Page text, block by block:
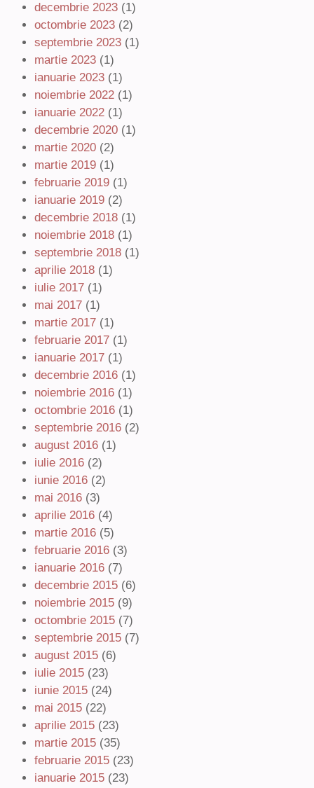
decembrie 2023 (1)
octombrie 2023 (2)
septembrie 2023 (1)
martie 2023 (1)
ianuarie 2023 (1)
noiembrie 2022 (1)
ianuarie 2022 (1)
decembrie 2020 (1)
martie 2020 (2)
martie 2019 (1)
februarie 2019 (1)
ianuarie 2019 (2)
decembrie 2018 (1)
noiembrie 2018 (1)
septembrie 2018 (1)
aprilie 2018 (1)
iulie 2017 (1)
mai 2017 (1)
martie 2017 (1)
februarie 2017 (1)
ianuarie 2017 (1)
decembrie 2016 (1)
noiembrie 2016 (1)
octombrie 2016 (1)
septembrie 2016 (2)
august 2016 (1)
iulie 2016 (2)
iunie 2016 (2)
mai 2016 (3)
aprilie 2016 (4)
martie 2016 (5)
februarie 2016 (3)
ianuarie 2016 (7)
decembrie 2015 (6)
noiembrie 2015 (9)
octombrie 2015 (7)
septembrie 2015 (7)
august 2015 (6)
iulie 2015 (23)
iunie 2015 (24)
mai 2015 (22)
aprilie 2015 (23)
martie 2015 (35)
februarie 2015 (23)
ianuarie 2015 (23)